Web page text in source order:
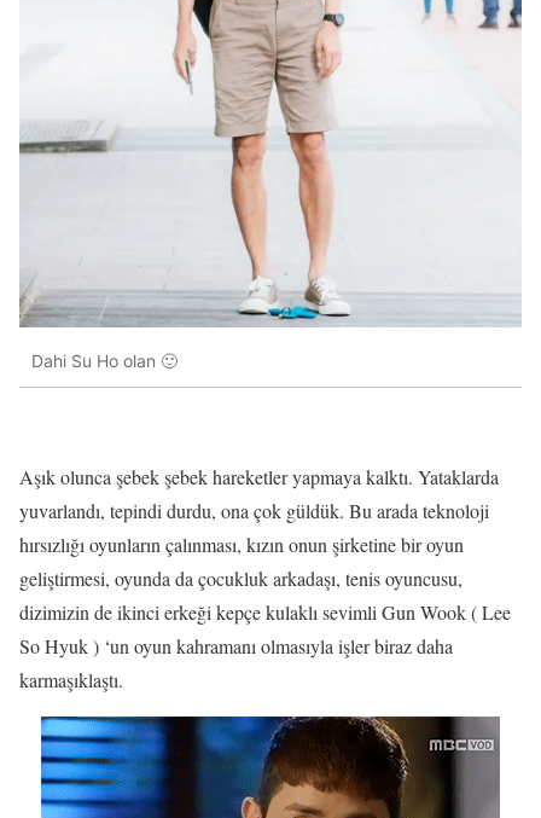
Dahi Su Ho olan 🙂
Aşık olunca şebek şebek hareketler yapmaya kalktı. Yataklarda
yuvarlandı, tepindi durdu, ona çok güldük. Bu arada teknoloji
hırsızlığı oyunların çalınması, kızın onun şirketine bir oyun
geliştirmesi, oyunda da çocukluk arkadaşı, tenis oyuncusu,
dizimizin de ikinci erkeği kepçe kulaklı sevimli Gun Wook ( Lee
So Hyuk ) ‘un oyun kahramanı olmasıyla işler biraz daha
karmaşıklaştı.